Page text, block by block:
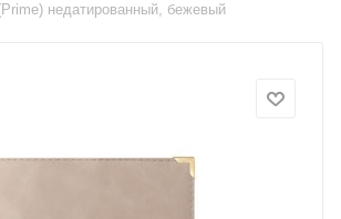
недатированный, бежевый